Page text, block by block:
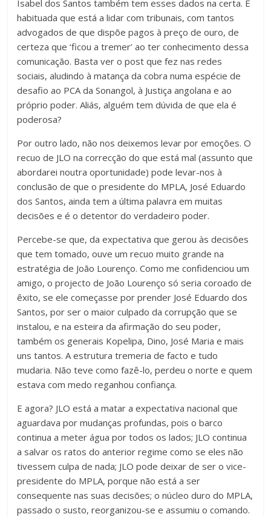
Isabel dos Santos também tem esses dados na certa. E
habituada que está a lidar com tribunais, com tantos
advogados de que dispõe pagos à preço de ouro, de
certeza que ‘ficou a tremer’ ao ter conhecimento dessa
comunicação. Basta ver o post que fez nas redes
sociais, aludindo à matança da cobra numa espécie de
desafio ao PCA da Sonangol, à Justiça angolana e ao
próprio poder. Aliás, alguém tem dúvida de que ela é
poderosa?
Por outro lado, não nos deixemos levar por emoções. O
recuo de JLO na correcção do que está mal (assunto que
abordarei noutra oportunidade) pode levar-nos à
conclusão de que o presidente do MPLA, José Eduardo
dos Santos, ainda tem a última palavra em muitas
decisões e é o detentor do verdadeiro poder.
Percebe-se que, da expectativa que gerou às decisões
que tem tomado, ouve um recuo muito grande na
estratégia de João Lourenço. Como me confidenciou um
amigo, o projecto de João Lourenço só seria coroado de
êxito, se ele começasse por prender José Eduardo dos
Santos, por ser o maior culpado da corrupção que se
instalou, e na esteira da afirmação do seu poder,
também os generais Kopelipa, Dino, José Maria e mais
uns tantos. A estrutura tremeria de facto e tudo
mudaria. Não teve como fazê-lo, perdeu o norte e quem
estava com medo reganhou confiança.
E agora? JLO está a matar a expectativa nacional que
aguardava por mudanças profundas, pois o barco
continua a meter água por todos os lados; JLO continua
a salvar os ratos do anterior regime como se eles não
tivessem culpa de nada; JLO pode deixar de ser o vice-
presidente do MPLA, porque não está a ser
consequente nas suas decisões; o núcleo duro do MPLA,
passado o susto, reorganizou-se e assumiu o comando.